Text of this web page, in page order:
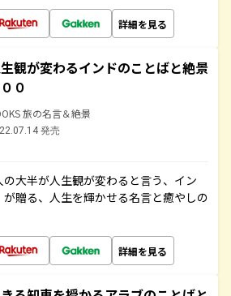
詳細を見る
観が変わるインドのことばと絶景
０
旅の名言＆絶景
発売
大半が人生観が変わると言う、イン
が贈る、人生を輝かせる名言と癒やしの
詳細を見る